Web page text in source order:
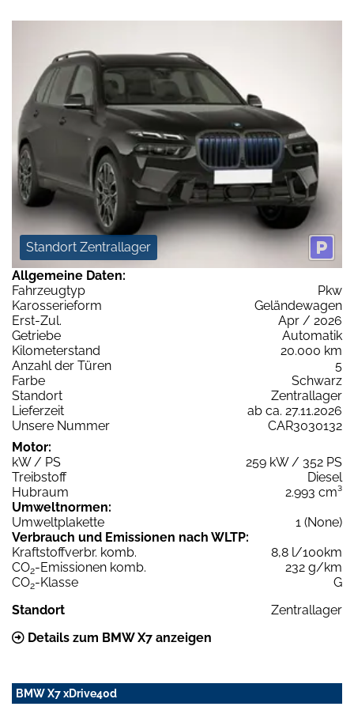
Standort Zentrallager
Allgemeine Daten:
Fahrzeugtyp
Pkw
Karosserieform
Geländewagen
Erst-Zul.
Apr / 2026
Getriebe
Automatik
Kilometerstand
20.000 km
Anzahl der Türen
5
Farbe
Schwarz
Standort
Zentrallager
Lieferzeit
ab ca. 27.11.2026
Unsere Nummer
CAR3030132
Motor:
kW / PS
259 kW / 352 PS
Treibstoff
Diesel
Hubraum
2.993 cm³
Umweltnormen:
Umweltplakette
1 (None)
Verbrauch und Emissionen nach WLTP:
Kraftstoffverbr. komb.
8,8 l/100km
CO2-Emissionen komb.
232 g/km
CO2-Klasse
G
Standort
Zentrallager
Details zum BMW X7 anzeigen
BMW X7 xDrive40d